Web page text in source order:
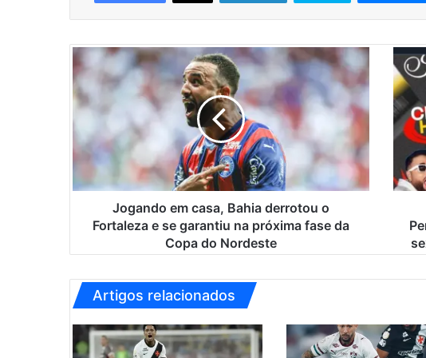
J
o
g
n
m
a
B
a
h
Jogando em casa, Bahia derrotou o
Fortaleza e se garantiu na próxima fase da
Copa do Nordeste
A
e
x
t
r
a
d
r
t
Artigos relacionados